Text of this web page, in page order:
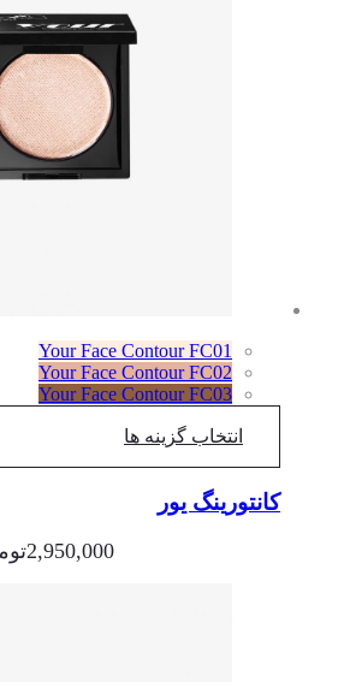
Your Face Contour FC01
Your Face Contour FC02
Your Face Contour FC03
انتخاب گزینه ها
کانتورینگ یور
2,950,000تومان